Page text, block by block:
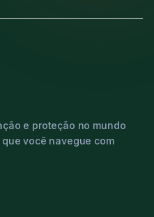
e proteção no mundo
você navegue com